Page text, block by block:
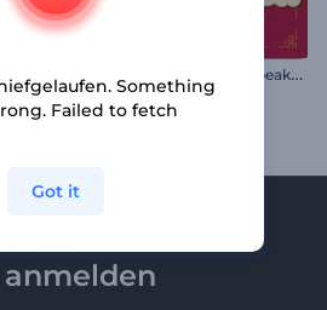
C
hinesisches Neujahr Werbeaktion
Something
Failed to fetch
Got it